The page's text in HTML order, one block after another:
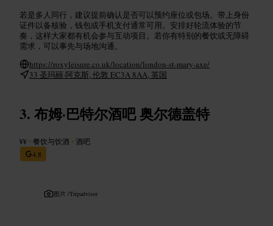
若是多人同行，建议提前确认是否可以预约座位或包场。带上身份
证件以备核验，钱包或手机支付通常可用。安排好轮流体验的节
奏，这样大家都有机会参与互动项目。若你有特别的餐饮或无障碍
需求，可以事先与场地沟通。
https://roxyleisure.co.uk/location/london-st-mary-axe/
33 圣玛丽·阿克斯, 伦敦 EC3A 8AA, 英国
布姆·巴特尔酒吧 奥尔德盖特
¥¥ •餐饮与饮酒 •酒吧
4.8
图片 /Tripadvisor